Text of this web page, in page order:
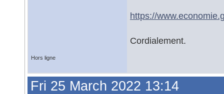
https://
Cordialement.
Hors ligne
Fri 25 March 2022 13:14